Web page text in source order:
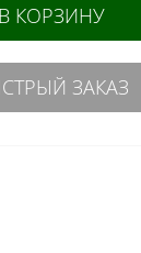
В КОРЗИНУ
ЗАКАЗ